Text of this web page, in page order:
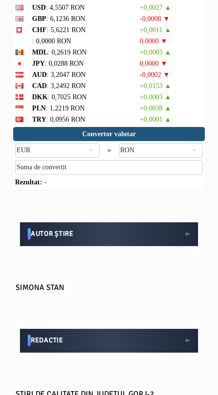
USD: 4,5507 RON
+0,0027 ▲
GBP: 6,1236 RON
-0,0008 ▼
CHF: 5,6221 RON
+0,0011 ▲
: 0,0000 RON
0,0000 ▼
MDL: 0,2619 RON
+0,0005 ▲
JPY: 0,0288 RON
0,0000 ▼
AUD: 3,2047 RON
-0,0002 ▼
CAD: 3,2492 RON
+0,0153 ▲
DKK: 0,7025 RON
+0,0003 ▲
PLN: 1,2219 RON
+0,0038 ▲
TRY: 0,0956 RON
+0,0001 ▲
Convertor valutar
»
Rezultat: -
AUTOR ȘTIRE
SIMONA STAN
REDACTIE